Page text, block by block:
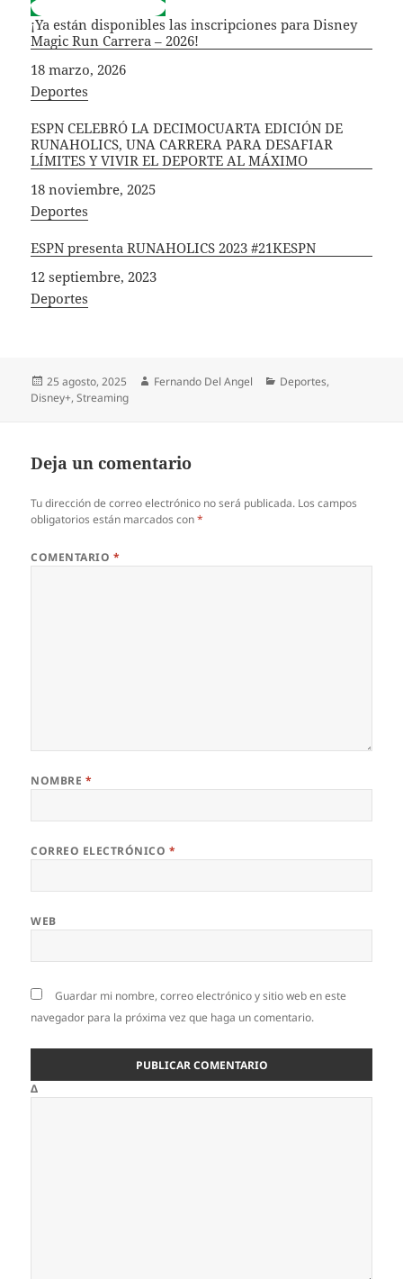
¡Ya están disponibles las inscripciones para Disney
Magic Run Carrera – 2026!
Fecha
18 marzo, 2026
In relation to
Deportes
ESPN CELEBRÓ LA DECIMOCUARTA EDICIÓN DE
RUNAHOLICS, UNA CARRERA PARA DESAFIAR
LÍMITES Y VIVIR EL DEPORTE AL MÁXIMO
Fecha
18 noviembre, 2025
In relation to
Deportes
ESPN presenta RUNAHOLICS 2023 #21KESPN
Fecha
12 septiembre, 2023
In relation to
Deportes
Publicado
el
25 agosto, 2025 Autor
Fernando Del Angel Categorías
Deportes,
Disney+,Streaming
Deja un comentario
Tu dirección de correo electrónico no será publicada. Los campos
obligatorios están marcados con*
COMENTARIO *
NOMBRE *
CORREO ELECTRÓNICO *
WEB
Guardar mi nombre, correo electrónico y sitio web en este
navegador para la próxima vez que haga un comentario.
Δ